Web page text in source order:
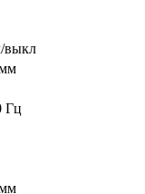
выкл
Гц